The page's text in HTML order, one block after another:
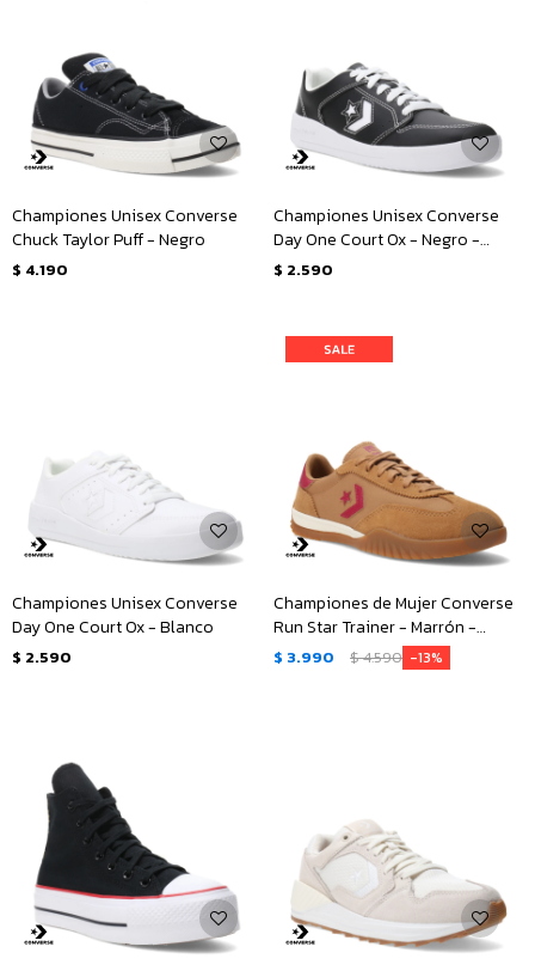
Championes Unisex Converse
Chuck Taylor Puff - Negro
$ 4.190
Championes Unisex Converse
Day One Court Ox - Negro -
Blanco
$ 2.590
Championes Unisex Converse
Day One Court Ox - Blanco
$ 2.590
Championes de Mujer Converse
Run Star Trainer - Marrón -
Rosado
$ 3.990 $4.590 13